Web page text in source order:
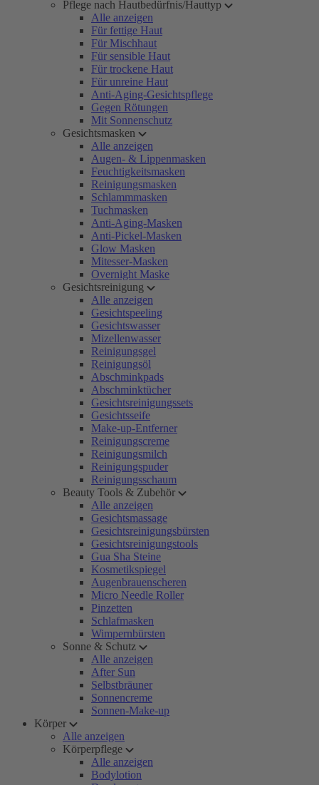
Pflege nach Hautbedürfnis/Hauttyp
Alle anzeigen
Für fettige Haut
Für Mischhaut
Für sensible Haut
Für trockene Haut
Für unreine Haut
Anti-Aging-Gesichtspflege
Gegen Rötungen
Mit Sonnenschutz
Gesichtsmasken
Alle anzeigen
Augen- & Lippenmasken
Feuchtigkeitsmasken
Reinigungsmasken
Schlammmasken
Tuchmasken
Anti-Aging-Masken
Anti-Pickel-Masken
Glow Masken
Mitesser-Masken
Overnight Maske
Gesichtsreinigung
Alle anzeigen
Gesichtspeeling
Gesichtswasser
Mizellenwasser
Reinigungsgel
Reinigungsöl
Abschminkpads
Abschminktücher
Gesichtsreinigungssets
Gesichtsseife
Make-up-Entferner
Reinigungscreme
Reinigungsmilch
Reinigungspuder
Reinigungsschaum
Beauty Tools & Zubehör
Alle anzeigen
Gesichtsmassage
Gesichtsreinigungsbürsten
Gesichtsreinigungstools
Gua Sha Steine
Kosmetikspiegel
Augenbrauenscheren
Micro Needle Roller
Pinzetten
Schlafmasken
Wimpernbürsten
Sonne & Schutz
Alle anzeigen
After Sun
Selbstbräuner
Sonnencreme
Sonnen-Make-up
Körper
Alle anzeigen
Körperpflege
Alle anzeigen
Bodylotion